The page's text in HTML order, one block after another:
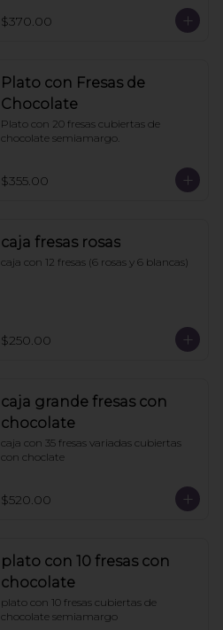
$370.00
Plato con Fresas de
Chocolate
Plato con 20 fresas cubiertas de
chocolate semiamargo.
$355.00
caja fresas rosas
caja con 12 fresas (6 rosas y 6 blancas)
$250.00
caja grande fresas con
chocolate
caja con 35 fresas variadas cubiertas
con choclate
$520.00
plato con 10 fresas con
chocolate
plato con 10 fresas cubiertas de
chocolate semiamargo